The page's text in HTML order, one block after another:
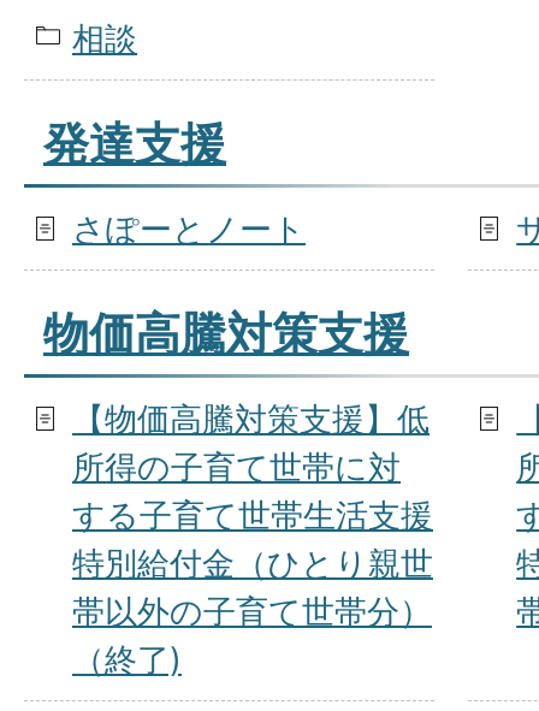
相談
発達支援
さぽーとノート
物価高騰対策支援
【物価高騰対策支援】低
所得の子育て世帯に対
する子育て世帯生活支援
特別給付金（ひとり親世
帯以外の子育て世帯分）
（終了)